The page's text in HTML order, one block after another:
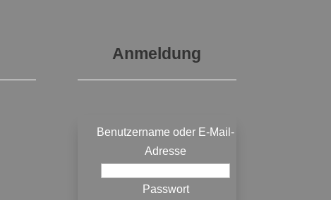
Anmeldung
Benutzername oder E-Mail-
Adresse
Passwort